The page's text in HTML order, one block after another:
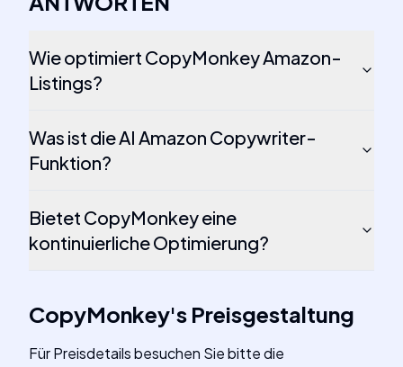
Wie optimiert CopyMonkey Amazon-
Listings?
Was ist die AI Amazon Copywriter-
Funktion?
Bietet CopyMonkey eine
kontinuierliche Optimierung?
CopyMonkey's Preisgestaltung
Für Preisdetails besuchen Sie bitte die